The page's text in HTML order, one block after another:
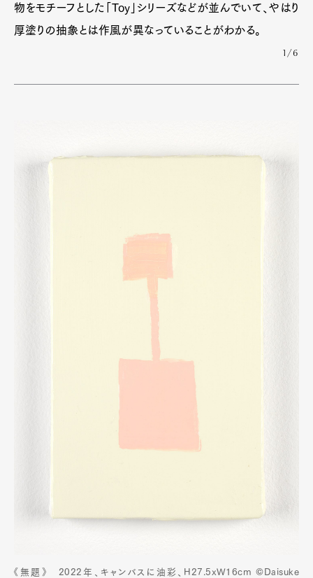
物をモチーフとした「Toy」シリーズなどが並んでいて、やはり
厚塗りの抽象とは作風が異なっていることがわかる。
1/6
《無題》 2022年、キャンバスに油彩、H27.5xW16cm ©︎Daisuke